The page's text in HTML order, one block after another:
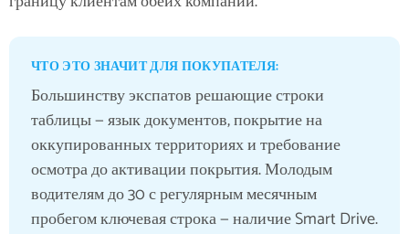
ЧТО ЭТО ЗНАЧИТ ДЛЯ ПОКУПАТЕЛЯ:
Большинству экспатов решающие строки
таблицы — язык документов, покрытие на
оккупированных территориях и требование
осмотра до активации покрытия. Молодым
водителям до 30 с регулярным месячным
пробегом ключевая строка — наличие Smart Drive.